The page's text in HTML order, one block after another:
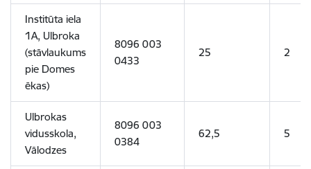
Institūta iela
1A, Ulbroka
(stāvlaukums
pie Domes
ēkas)
8096 003
0433
25 2
Ulbrokas
vidusskola,
Vālodzes
8096 003
0384
62,5 5